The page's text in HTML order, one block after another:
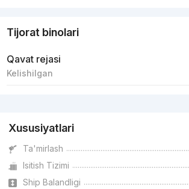
Tijorat binolari
Qavat rejasi
Kelishilgan
Xususiyatlari
Ta'mirlash
Isitish Tizimi
Ship Balandligi